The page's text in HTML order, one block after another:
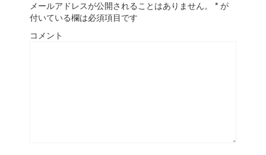
メールアドレスが公開されることはありません。 * が
付いている欄は必須項目です
コメント